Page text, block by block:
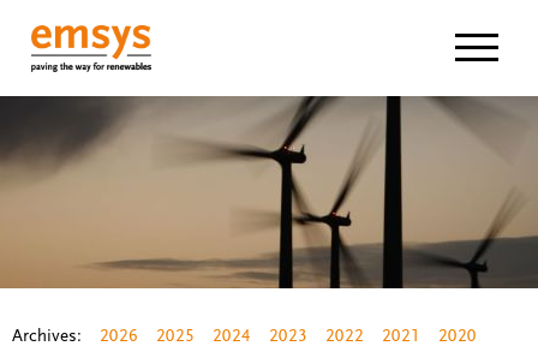
Archives: 2026 2025 2024 2023 2022 2021
2020